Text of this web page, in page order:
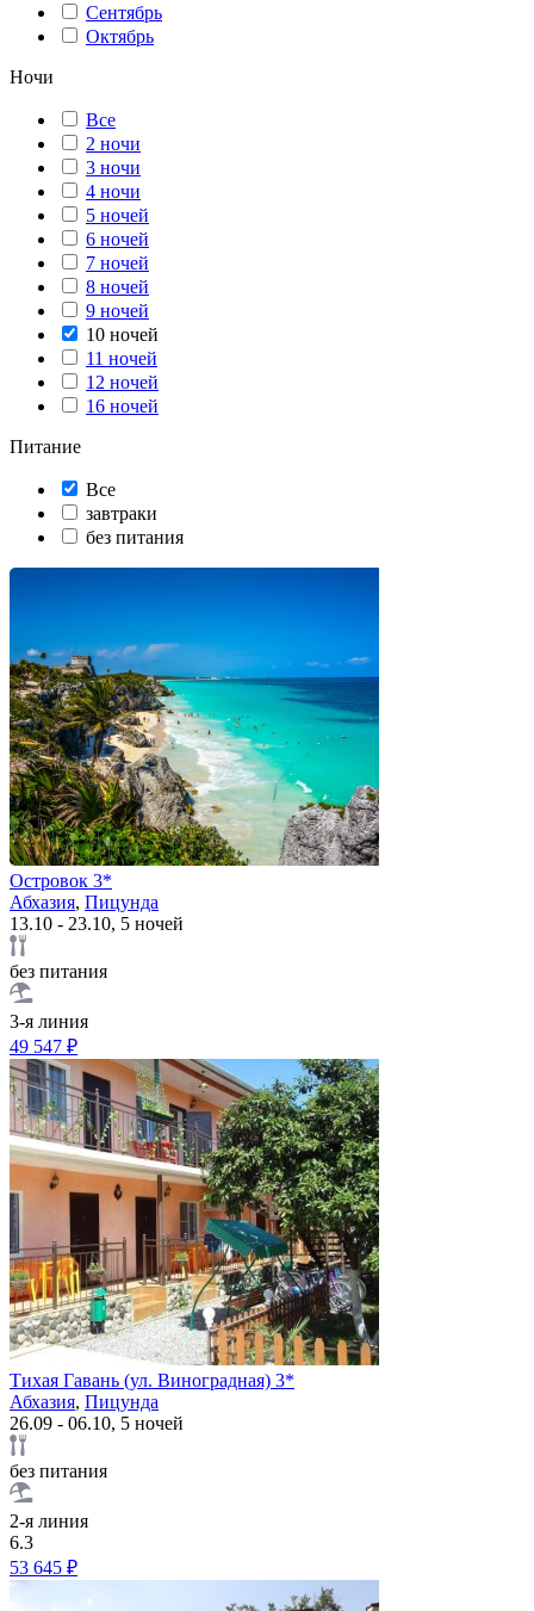
Сентябрь
Октябрь
Ночи
Все
2 ночи
3 ночи
4 ночи
5 ночей
6 ночей
7 ночей
8 ночей
9 ночей
10 ночей
11 ночей
12 ночей
16 ночей
Питание
Все
завтраки
без питания
Островок 3*
Абхазия, Пицунда
13.10 - 23.10, 5 ночей
без питания
3-я линия
49 547 ₽
Тихая Гавань (ул. Виноградная) 3*
Абхазия, Пицунда
26.09 - 06.10, 5 ночей
без питания
2-я линия
6.3
53 645 ₽